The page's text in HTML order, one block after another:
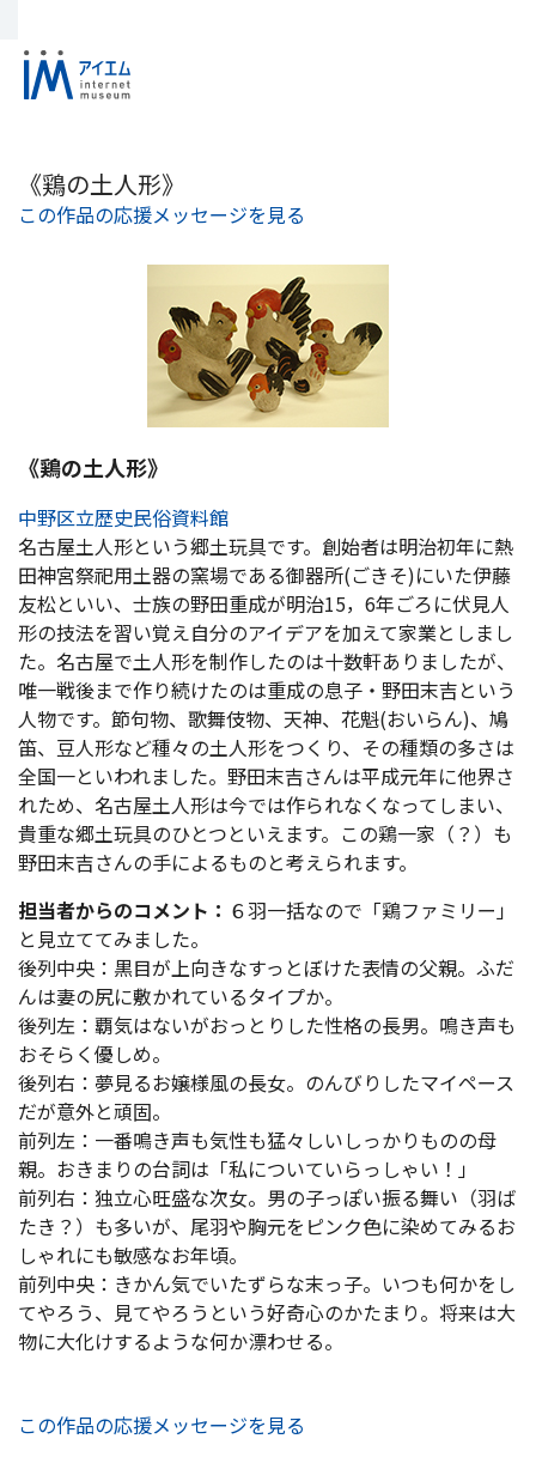
《鶏の土人形》
この作品の応援メッセージを見る
《鶏の土人形》
中野区立歴史民俗資料館
名古屋土人形という郷土玩具です。創始者は明治初年に熱
田神宮祭祀用土器の窯場である御器所(ごきそ)にいた伊藤
友松といい、士族の野田重成が明治15，6年ごろに伏見人
形の技法を習い覚え自分のアイデアを加えて家業としまし
た。名古屋で土人形を制作したのは十数軒ありましたが、
唯一戦後まで作り続けたのは重成の息子・野田末吉という
人物です。節句物、歌舞伎物、天神、花魁(おいらん)、鳩
笛、豆人形など種々の土人形をつくり、その種類の多さは
全国一といわれました。野田末吉さんは平成元年に他界さ
れため、名古屋土人形は今では作られなくなってしまい、
貴重な郷土玩具のひとつといえます。この鶏一家（？）も
野田末吉さんの手によるものと考えられます。
担当者からのコメント： ６羽一括なので「鶏ファミリー」
と見立ててみました。
後列中央：黒目が上向きなすっとぼけた表情の父親。ふだ
んは妻の尻に敷かれているタイプか。
後列左：覇気はないがおっとりした性格の長男。鳴き声も
おそらく優しめ。
後列右：夢見るお嬢様風の長女。のんびりしたマイペース
だが意外と頑固。
前列左：一番鳴き声も気性も猛々しいしっかりものの母
親。おきまりの台詞は「私についていらっしゃい！」
前列右：独立心旺盛な次女。男の子っぽい振る舞い（羽ば
たき？）も多いが、尾羽や胸元をピンク色に染めてみるお
しゃれにも敏感なお年頃。
前列中央：きかん気でいたずらな末っ子。いつも何かをし
てやろう、見てやろうという好奇心のかたまり。将来は大
物に大化けするような何か漂わせる。
この作品の応援メッセージを見る